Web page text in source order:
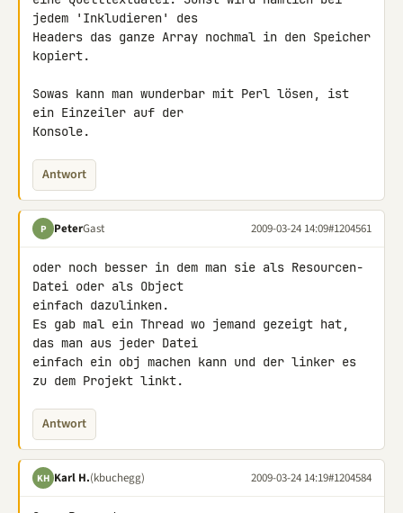
jedem 'Inkludieren' des
Headers das ganze Array nochmal in den Speicher
kopiert.
Sowas kann man wunderbar mit Perl lösen, ist
ein Einzeiler auf der
Konsole.
Antwort
P PeterGast 2009-03-24 14:09#1204561
oder noch besser in dem man sie als Resourcen-
Datei oder als Object
einfach dazulinken.
Es gab mal ein Thread wo jemand gezeigt hat,
das man aus jeder Datei
einfach ein obj machen kann und der linker es
zu dem Projekt linkt.
Antwort
KH Karl H.(kbuchegg) 2009-03-24 14:19#1204584